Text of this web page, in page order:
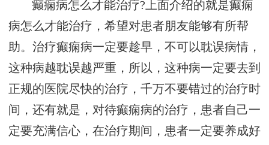
癫痫病怎么才能治疗?上面介绍的就是癫痫
病怎么才能治疗，希望对患者朋友能够有所帮
助。治疗癫痫病一定要趁早，不可以耽误病情，
这种病越耽误越严重，所以，这种病一定要去到
正规的医院尽快的治疗，千万不要错过的治疗时
间，还有就是，对待癫痫病的治疗，患者自己一
定要充满信心，在治疗期间，患者一定要养成好